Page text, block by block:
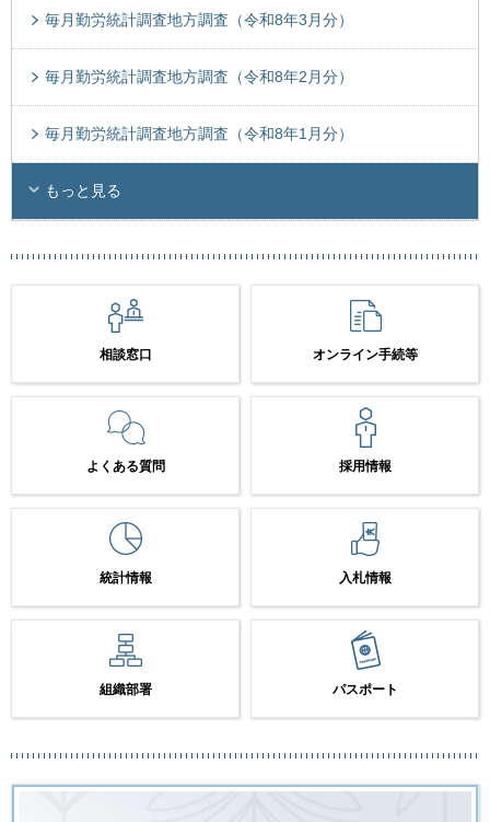
毎月勤労統計調査地方調査（令和8年3月分）
毎月勤労統計調査地方調査（令和8年2月分）
毎月勤労統計調査地方調査（令和8年1月分）
もっと見る
相談窓口 オンライン手続等
よくある質問 採用情報
統計情報 入札情報
組織部署 パスポート